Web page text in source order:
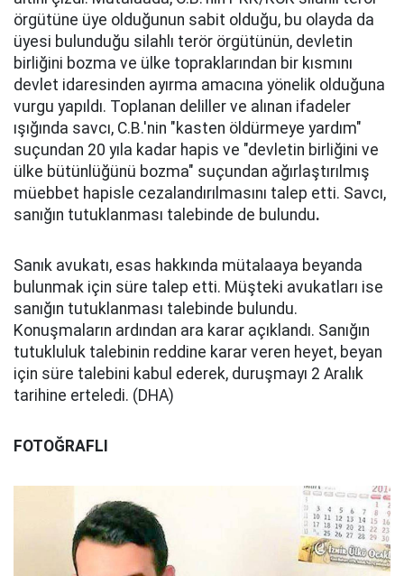
örgütüne üye olduğunun sabit olduğu, bu olayda da
üyesi bulunduğu silahlı terör örgütünün, devletin
birliğini bozma ve ülke topraklarından bir kısmını
devlet idaresinden ayırma amacına yönelik olduğuna
vurgu yapıldı. Toplanan deliller ve alınan ifadeler
ışığında savcı, C.B.'nin "kasten öldürmeye yardım"
suçundan 20 yıla kadar hapis ve "devletin birliğini ve
ülke bütünlüğünü bozma" suçundan ağırlaştırılmış
müebbet hapisle cezalandırılmasını talep etti. Savcı,
sanığın tutuklanması talebinde de bulundu.
Sanık avukatı, esas hakkında mütalaaya beyanda
bulunmak için süre talep etti. Müşteki avukatları ise
sanığın tutuklanması talebinde bulundu.
Konuşmaların ardından ara karar açıklandı. Sanığın
tutukluluk talebinin reddine karar veren heyet, beyan
için süre talebini kabul ederek, duruşmayı 2 Aralık
tarihine erteledi. (DHA)
FOTOĞRAFLI